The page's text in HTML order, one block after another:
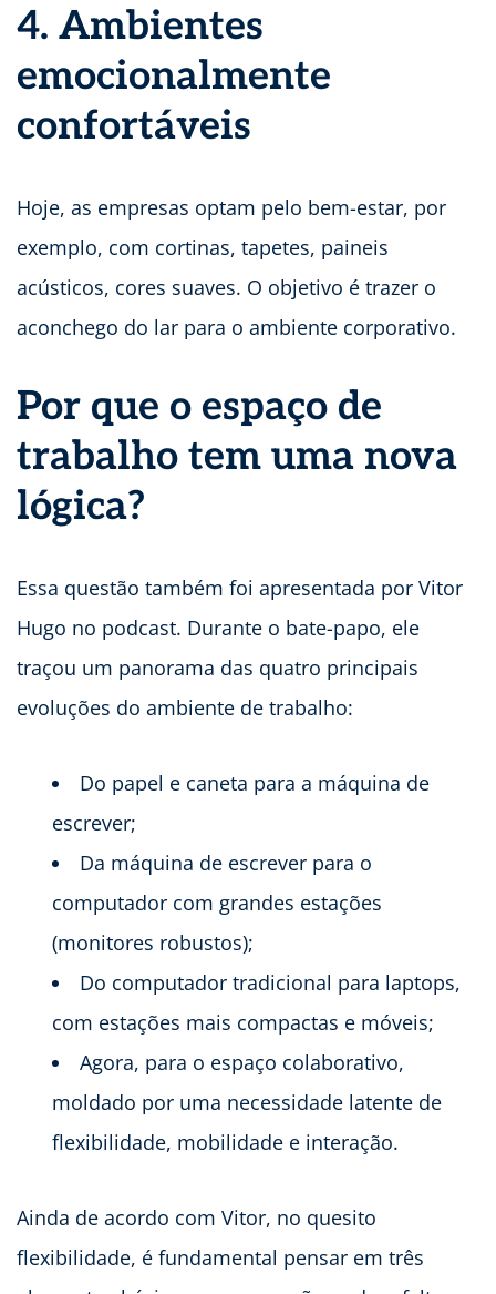
4. Ambientes
emocionalmente
confortáveis
Hoje, as empresas optam pelo bem-estar, por
exemplo, com cortinas, tapetes, paineis
acústicos, cores suaves. O objetivo é trazer o
aconchego do lar para o ambiente corporativo.
Por que o espaço de
trabalho tem uma nova
lógica?
Essa questão também foi apresentada por Vitor
Hugo no podcast. Durante o bate-papo, ele
traçou um panorama das quatro principais
evoluções do ambiente de trabalho:
Do papel e caneta para a máquina de
escrever;
Da máquina de escrever para o
computador com grandes estações
(monitores robustos);
Do computador tradicional para laptops,
com estações mais compactas e móveis;
Agora, para o espaço colaborativo,
moldado por uma necessidade latente de
flexibilidade, mobilidade e interação.
Ainda de acordo com Vitor, no quesito
flexibilidade, é fundamental pensar em três